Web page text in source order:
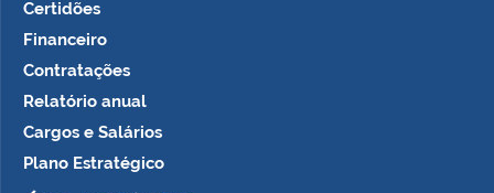
Certidões
Financeiro
Contratações
Relatório anual
Cargos e Salários
Plano Estratégico